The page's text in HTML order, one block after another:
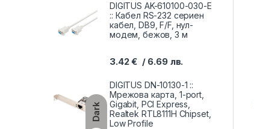
Dark
DIGITUS AK-610100-030-E
:: Кабел RS-232 сериен
кабел, DB9, F/F, нул-
модем, бежов, 3 м
3.42€ 6.69 лв.
DIGITUS DN-10130-1 ::
Мрежова карта, 1-port,
Gigabit, PCI Express,
Realtek RTL8111H Chipset,
Low Profile